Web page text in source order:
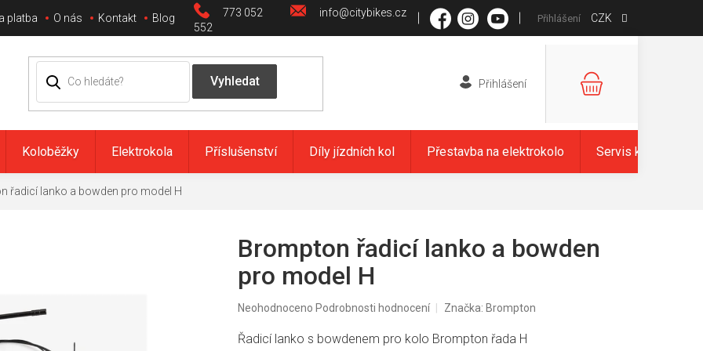
773 052
552
info@citybikes.cz
platba O nás Kontakt Blog CZK
Přihlášení
NÁKUPNÍ
Koloběžky Elektrokola Příslušenství Díly jízdních kol Přestavba na elektrokolo Servis kol
řadicí lanko a bowden pro model H
Řadicí lanko s bowdenem pro kolo Brompton řada H
Brompton řadicí lanko a bowden
pro model H
Průměrné
produktu
je
Neohodnoceno Podrobnosti hodnocení Značka: Brompton